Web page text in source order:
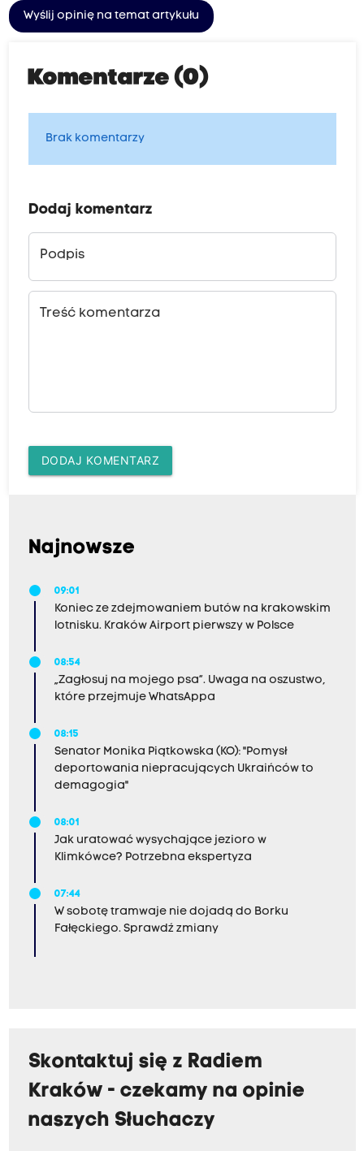
Wyślij opinię na temat artykułu
Komentarze (0)
Brak komentarzy
Dodaj komentarz
Podpis
Treść komentarza
DODAJ KOMENTARZ
Najnowsze
09:01
Koniec ze zdejmowaniem butów na krakowskim
lotnisku. Kraków Airport pierwszy w Polsce
08:54
„Zagłosuj na mojego psa”. Uwaga na oszustwo,
które przejmuje WhatsAppa
08:15
Senator Monika Piątkowska (KO): "Pomysł
deportowania niepracujących Ukraińców to
demagogia"
08:01
Jak uratować wysychające jezioro w
Klimkówce? Potrzebna ekspertyza
07:44
W sobotę tramwaje nie dojadą do Borku
Fałęckiego. Sprawdź zmiany
Skontaktuj się z Radiem
Kraków - czekamy na opinie
naszych Słuchaczy